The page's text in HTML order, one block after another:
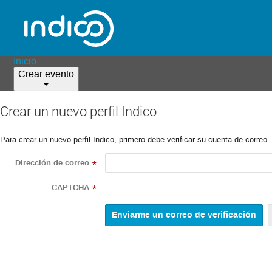
Inicio
Crear evento
Crear un nuevo perfil Indico
Para crear un nuevo perfil Indico, primero debe verificar su cuenta de correo.
Dirección de correo *
CAPTCHA *